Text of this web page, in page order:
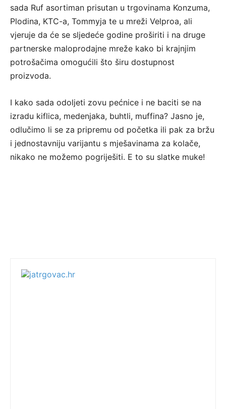
sada Ruf asortiman prisutan u trgovinama Konzuma,
Plodina, KTC-a, Tommyja te u mreži Velproa, ali
vjeruje da će se sljedeće godine proširiti i na druge
partnerske maloprodajne mreže kako bi krajnjim
potrošačima omogućili što širu dostupnost
proizvoda.
I kako sada odoljeti zovu pećnice i ne baciti se na
izradu kiflica, medenjaka, buhtli, muffina? Jasno je,
odlučimo li se za pripremu od početka ili pak za bržu
i jednostavniju varijantu s mješavinama za kolače,
nikako ne možemo pogriješiti. E to su slatke muke!